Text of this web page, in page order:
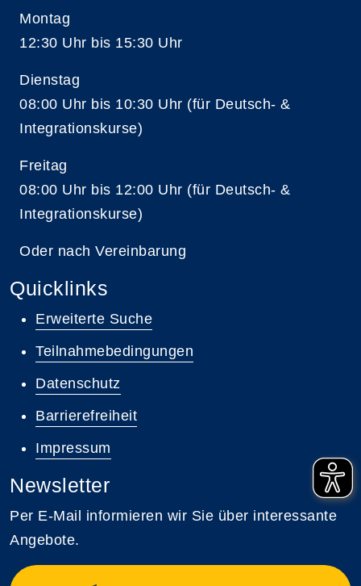
Montag
12:30 Uhr bis 15:30 Uhr
Dienstag
08:00 Uhr bis 10:30 Uhr (für Deutsch- &
Integrationskurse)
Freitag
08:00 Uhr bis 12:00 Uhr (für Deutsch- &
Integrationskurse)
Oder nach Vereinbarung
Quicklinks
Erweiterte Suche
Teilnahmebedingungen
Datenschutz
Barrierefreiheit
Impressum
Newsletter
Per E-Mail informieren wir Sie über interessante
Angebote.